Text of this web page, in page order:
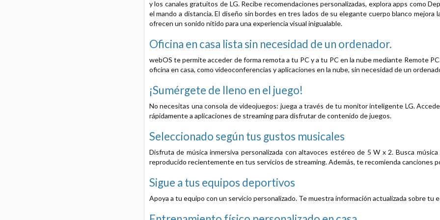
y los canales gratuitos de LG. Recibe recomendaciones personalizadas, explora apps como
el mando a distancia. El diseño sin bordes en tres lados de su elegante cuerpo blanco
ofrecen un sonido nítido para una experiencia visual inigualable.
Oficina en casa lista sin necesidad de un ordenador.
webOS te permite acceder de forma remota a tu PC y a tu PC en la nube mediante Remote
oficina en casa, como videoconferencias y aplicaciones en la nube, sin necesidad de un
¡Sumérgete de lleno en el juego!
No necesitas una consola de videojuegos: juega a través de tu monitor inteligente LG.
rápidamente a aplicaciones de streaming para disfrutar de contenido de juegos.
Seleccionado según tus gustos musicales
Disfruta de música inmersiva personalizada con altavoces estéreo de 5 W x 2. Busca
reproducido recientemente en tus servicios de streaming. Además, te recomienda canciones
Sigue a tus equipos deportivos
Apoya a tu equipo con un servicio personalizado. Te muestra información actualizada sobre